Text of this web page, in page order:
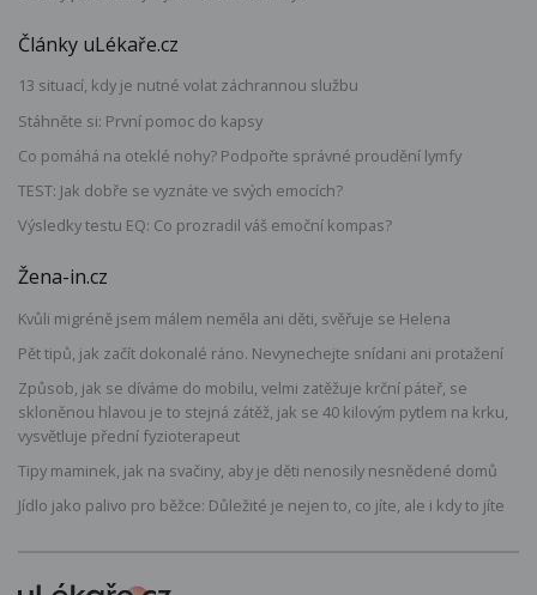
Články uLékaře.cz
13 situací, kdy je nutné volat záchrannou službu
Stáhněte si: První pomoc do kapsy
Co pomáhá na oteklé nohy? Podpořte správné proudění lymfy
TEST: Jak dobře se vyznáte ve svých emocích?
Výsledky testu EQ: Co prozradil váš emoční kompas?
Žena-in.cz
Kvůli migréně jsem málem neměla ani děti, svěřuje se Helena
Pět tipů, jak začít dokonalé ráno. Nevynechejte snídani ani protažení
Způsob, jak se díváme do mobilu, velmi zatěžuje krční páteř, se
skloněnou hlavou je to stejná zátěž, jak se 40 kilovým pytlem na krku,
vysvětluje přední fyzioterapeut
Tipy maminek, jak na svačiny, aby je děti nenosily nesnědené domů
Jídlo jako palivo pro běžce: Důležité je nejen to, co jíte, ale i kdy to jíte